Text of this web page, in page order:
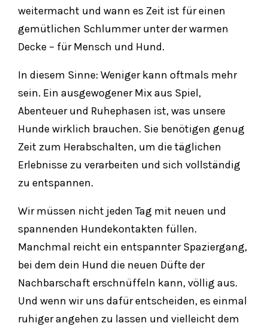
weitermacht und wann es Zeit ist für einen
gemütlichen Schlummer unter der warmen
Decke – für Mensch und Hund.
In diesem Sinne: Weniger kann oftmals mehr
sein. Ein ausgewogener Mix aus Spiel,
Abenteuer und Ruhephasen ist, was unsere
Hunde wirklich brauchen. Sie benötigen genug
Zeit zum Herabschalten, um die täglichen
Erlebnisse zu verarbeiten und sich vollständig
zu entspannen.
Wir müssen nicht jeden Tag mit neuen und
spannenden Hundekontakten füllen.
Manchmal reicht ein entspannter Spaziergang,
bei dem dein Hund die neuen Düfte der
Nachbarschaft erschnüffeln kann, völlig aus.
Und wenn wir uns dafür entscheiden, es einmal
ruhiger angehen zu lassen und vielleicht dem